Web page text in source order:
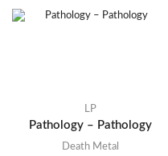
LP
Pathology – Pathology
Death Metal